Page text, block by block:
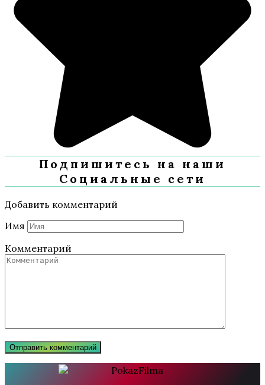
Подпишитесь на наши
Социальные сети
Добавить комментарий
Имя
Комментарий